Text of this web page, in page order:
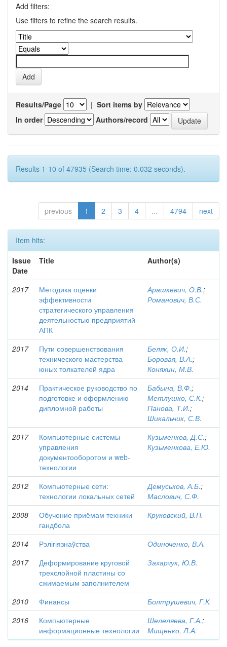
Add filters:
Use filters to refine the search results.
Results/Page | Sort items by
In order
Authors/record
Results 1-10 of 47935 (Search time: 0.032 seconds).
previous 1 2 3 4 ... 4794 next
Item hits:
Issue
Date
Title Author(s)
2017
Методика оценки
эффективности
стратегического управления
деятельностью предприятий
АПК
Арашкевич, О.В.;
Романович, В.С.
2017
Пути совершенствования
технического мастерства
юных толкателей ядра
Беляк, О.И.;
Боровая, В.А.;
Коняхин, М.В.
2014
Практическое руководство по
подготовке и оформлению
дипломной работы
Бабына, В.Ф.;
Метлушко, С.К.;
Панова, Т.И.;
Шикальчик, С.В.
2017
Компьютерные системы
управления
документооборотом и web-
технологии
Кузьменков, Д.С.;
Кузьменкова, Е.Ю.
2012
Компьютерные сети:
технологии локальных сетей
Демуськов, А.Б.;
Маслович, С.Ф.
2008
Обучение приёмам техники
гандбола
Круковский, В.П.
2014 Рэлігіязнаўства
Одиноченко, В.А.
2017
Деформирование круговой
трехслойной пластины со
сжимаемым заполнителем
Захарчук, Ю.В.
2010 Финансы
Болтрушевич, Г.К.
2016
Компьютерные
информационные технологии
Шелеляева, Г.А.;
Мищенко, Л.А.